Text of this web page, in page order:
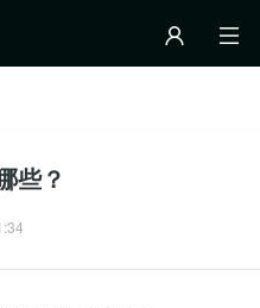
些？